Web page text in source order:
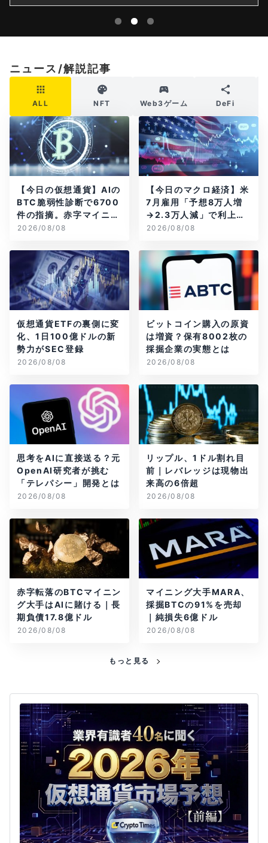
ニュース/解説記事
ALL NFT Web3ゲーム DeFi
【今日の仮想通貨】AIの
BTC脆弱性診断で6700
件の指摘。赤字マイニン
グ企業はAIに賭ける
2026/08/08
【今日のマクロ経済】米
7月雇用「予想8万人増
→2.3万人減」で利上げ
観測後退
2026/08/08
仮想通貨ETFの裏側に変
化、1日100億ドルの新
勢力がSEC登録
2026/08/08
ビットコイン購入の原資
は増資？保有8002枚の
採掘企業の実態とは
2026/08/08
思考をAIに直接送る？元
OpenAI研究者が挑む
「テレパシー」開発とは
2026/08/08
リップル、1ドル割れ目
前｜レバレッジは現物出
来高の6倍超
2026/08/08
赤字転落のBTCマイニン
グ大手はAIに賭ける｜長
期負債17.8億ドル
2026/08/08
マイニング大手MARA、
採掘BTCの91%を売却
｜純損失6億ドル
2026/08/08
もっと見る